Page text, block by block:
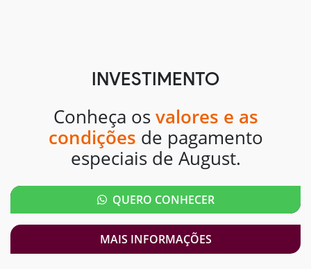
INVESTIMENTO
Conheça os valores e as
condições de pagamento
especiais de August.
QUERO CONHECER
MAIS INFORMAÇÕES